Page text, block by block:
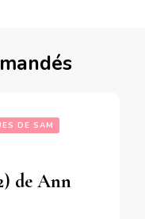
DE SAM
de Ann